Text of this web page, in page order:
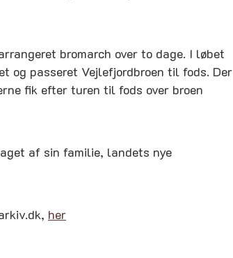
bromarch over to dage. I løbet
og passeret Vejlefjordbroen til fods. Der
fik efter turen til fods over broen
af sin familie, landets nye
her